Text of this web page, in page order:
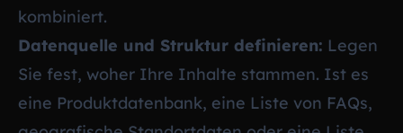
kombiniert.
Datenquelle und Struktur definieren: Legen
Sie fest, woher Ihre Inhalte stammen. Ist es
eine Produktdatenbank, eine Liste von FAQs,